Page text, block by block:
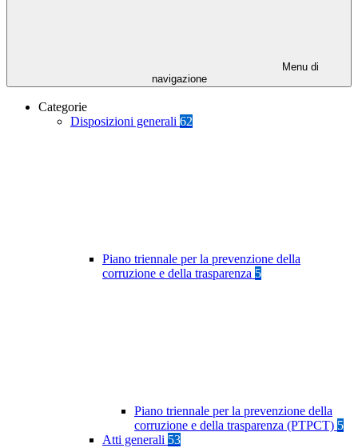
Menu di
navigazione
Categorie
Disposizioni generali 62
Piano triennale per la prevenzione della
corruzione e della trasparenza 5
Piano triennale per la prevenzione della
corruzione e della trasparenza (PTPCT) 5
Atti generali 53